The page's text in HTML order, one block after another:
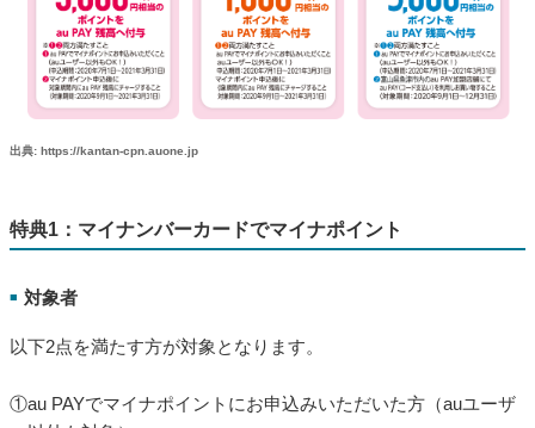
出典: https://kantan-cpn.auone.jp
特典1：マイナンバーカードでマイナポイント
■ 対象者
以下2点を満たす方が対象となります。
①au PAYでマイナポイントにお申込みいただいた方（auユーザ